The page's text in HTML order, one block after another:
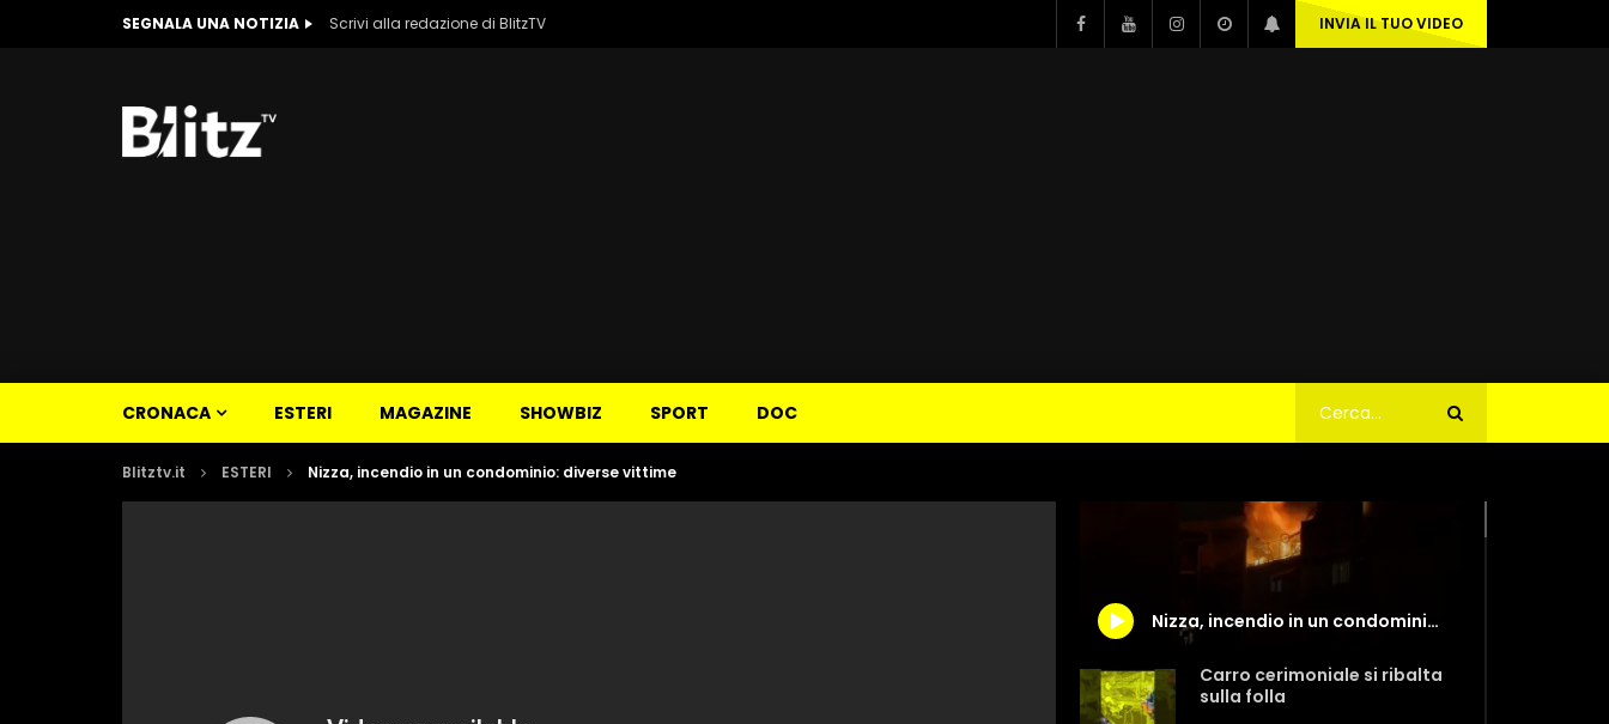
SEGNALA UNA NOTIZIA Scrivi alla redazione di BlitzTV INVIA IL TUO VIDEO
CRONACA ESTERI MAGAZINE SHOWBIZ SPORT DOC
Blitztv.it ESTERI Nizza, incendio in un condominio: diverse vittime
Nizza, incendio in un condominio: diverse vittime
Carro cerimoniale si ribalta
sulla folla